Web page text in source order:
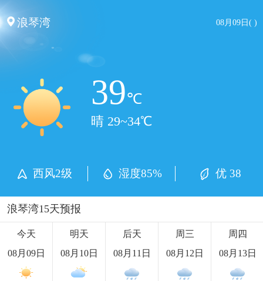
浪琴湾 08月09日( )
39℃
晴 29~34℃
西风2级 湿度85% 优 38
浪琴湾15天预报
今天
08月09日
明天
08月10日
后天
08月11日
周三
08月12日
周四
08月13日